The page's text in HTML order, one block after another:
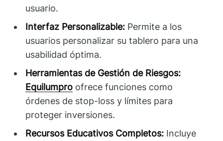
usuario.
Interfaz Personalizable: Permite a los
usuarios personalizar su tablero para una
usabilidad óptima.
Herramientas de Gestión de Riesgos:
Equilumpro ofrece funciones como
órdenes de stop-loss y límites para
proteger inversiones.
Recursos Educativos Completos: Incluye